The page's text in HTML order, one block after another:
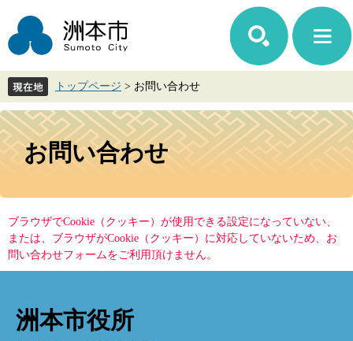
ジ
先
で
す。
ュ
を
ば
し
て
トップページ > お問い合わせ
本
文
お問い合わせ
ブラウザでCookie（クッキー）が使用できる設定になっていない、
または、ブラウザがCookie（クッキー）に対応していないため、お
問い合わせフォームをご利用頂けません。
洲本市役所